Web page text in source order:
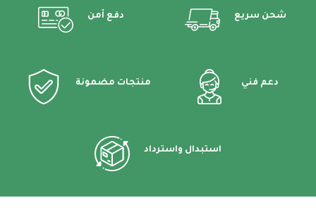
شحن سريع دفع أمن
دعم فني منتجات مضمونة
استبدال واسترداد